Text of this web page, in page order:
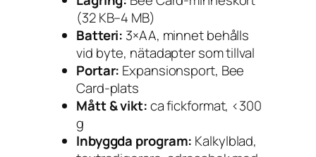
(32 KB–4 MB)
Batteri: 3×AA, minnet behålls
vid byte, nätadapter som tillval
Portar: Expansionsport, Bee
Card-plats
Mått & vikt:ca fickformat, <300
g
Inbyggda program: Kalkylblad,